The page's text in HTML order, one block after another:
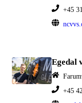
+45
Egedal
+45